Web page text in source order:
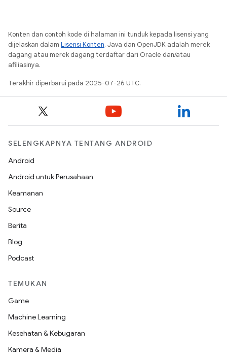
Konten dan contoh kode di halaman ini tunduk kepada lisensi yang
dijelaskan dalam Lisensi Konten. Java dan OpenJDK adalah merek
dagang atau merek dagang terdaftar dari Oracle dan/atau
afiliasinya.
Terakhir diperbarui pada 2025-07-26 UTC.
SELENGKAPNYA TENTANG ANDROID
Android
Android untuk Perusahaan
Keamanan
Source
Berita
Blog
Podcast
TEMUKAN
Game
Machine Learning
Kesehatan & Kebugaran
Kamera & Media